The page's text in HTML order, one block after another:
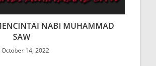
NABI MUHAMMAD
SAW
October 14, 2022